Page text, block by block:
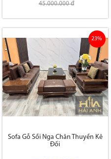
45.000.000 đ
Sofa Gỗ Sồi Nga Chân Thuyền Kê
Đối
23%